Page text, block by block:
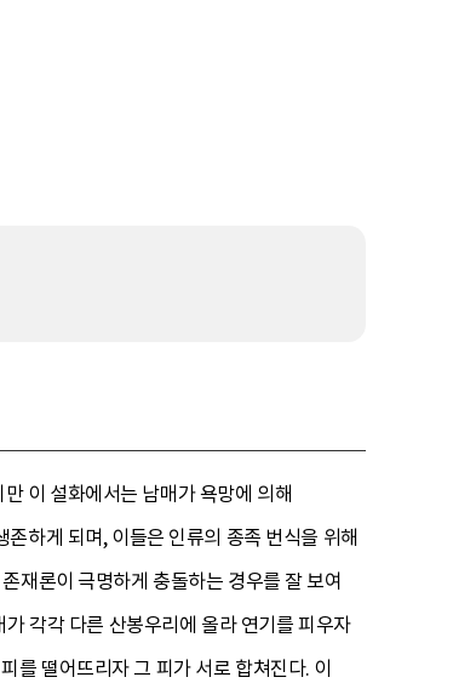
이 설화에서는 남매가 욕망에 의해
하게 되며, 이들은 인류의 종족 번식을 위해
재론이 극명하게 충돌하는 경우를 잘 보여
각각 다른 산봉우리에 올라 연기를 피우자
를 떨어뜨리자 그 피가 서로 합쳐진다. 이